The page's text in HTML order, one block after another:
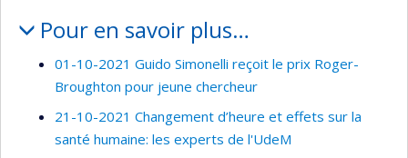
Pour en savoir plus…
01-10-2021 Guido Simonelli reçoit le prix Roger-
Broughton pour jeune chercheur
21-10-2021 Changement d’heure et effets sur la
santé humaine: les experts de l'UdeM